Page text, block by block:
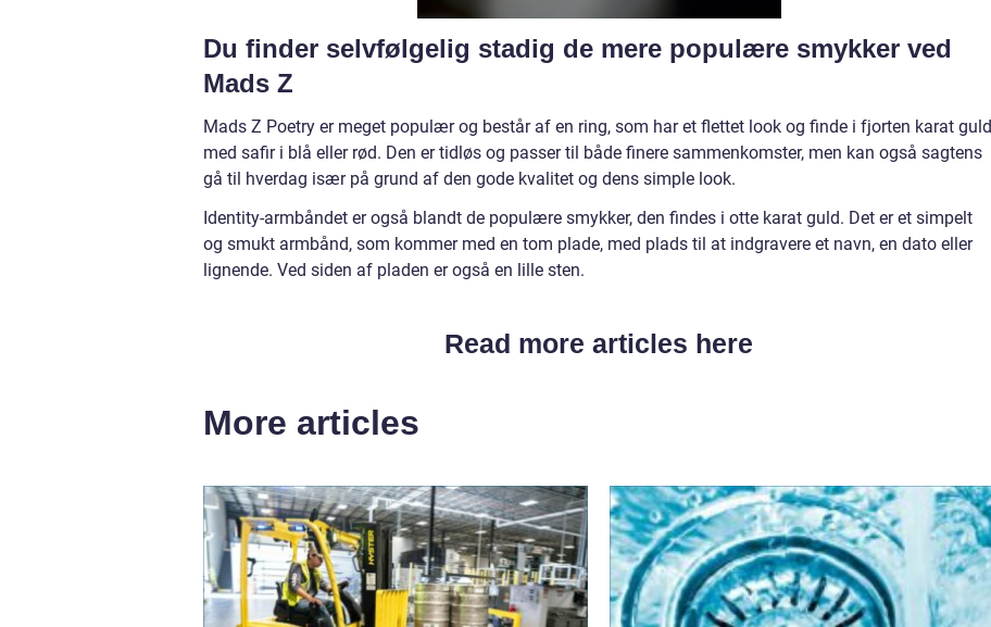
Du finder selvfølgelig stadig de mere populære smykker ved
Mads Z
Mads Z Poetry er meget populær og består af en ring, som har et flettet look og finde i fjorten karat guld
med safir i blå eller rød. Den er tidløs og passer til både finere sammenkomster, men kan også sagtens
gå til hverdag især på grund af den gode kvalitet og dens simple look.
Identity-armbåndet er også blandt de populære smykker, den findes i otte karat guld. Det er et simpelt
og smukt armbånd, som kommer med en tom plade, med plads til at indgravere et navn, en dato eller
lignende. Ved siden af pladen er også en lille sten.
Read more articles here
More articles